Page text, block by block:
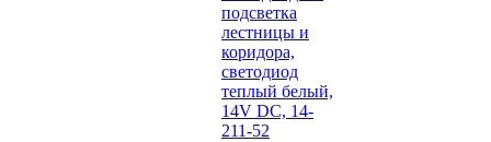
подсветка
лестницы и
коридора,
светодиод
теплый белый,
14V DC, 14-
211-52